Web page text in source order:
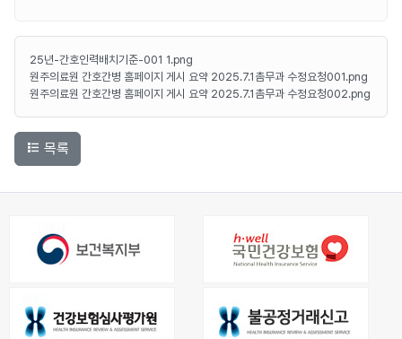
25년-간호인력배치기준-001 1.png
원주의료원 간호간병 홈페이지 게시 요약 2025.7.1촘무과 수정요청001.png
원주의료원 간호간병 홈페이지 게시 요약 2025.7.1촘무과 수정요청002.png
목록